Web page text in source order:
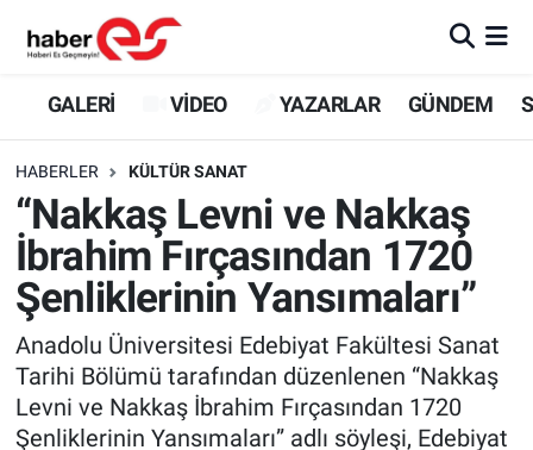
GALERİ VİDEO YAZARLAR GÜNDEM
HABERLER KÜLTÜR SANAT
“Nakkaş Levni ve Nakkaş
İbrahim Fırçasından 1720
Şenliklerinin Yansımaları”
Anadolu Üniversitesi Edebiyat Fakültesi Sanat
Tarihi Bölümü tarafından düzenlenen “Nakkaş
Levni ve Nakkaş İbrahim Fırçasından 1720
Şenliklerinin Yansımaları” adlı söyleşi, Edebiyat
GALERİ
YAZARLAR
GÜNDEM
SİYASET
TEKNOLOJİ
Eskişehir Nöbetçi Eczaneler
Eskişehir Trafik Yoğunluk Haritası
Süper Lig Puan Durumu ve Fikstür
Tüm Manşetler
Son Dakika Haberleri